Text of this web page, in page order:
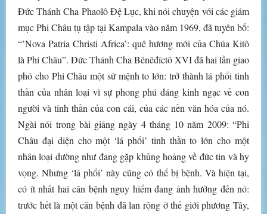
Đức Thánh Cha Phaolô Đệ Lục, khi nói chuyện với các giám
mục Phi Châu tụ tập tại Kampala vào năm 1969, đã tuyên bố:
“’Nova Patria Christi Africa’: quê hương mới của Chúa Kitô
là Phi Châu”. Đức Thánh Cha Bênêđíctô XVI đã hai lần giao
phó cho Phi Châu một sứ mệnh to lớn: trở thành lá phổi tinh
thần của nhân loại vì sự phong phú đáng kinh ngạc về con
người và tinh thần của con cái, của các nền văn hóa của nó.
Ngài nói trong bài giảng ngày 4 tháng 10 năm 2009: “Phi
Châu đại diện cho một ‘lá phổi’ tinh thần to lớn cho một
nhân loại dường như đang gặp khủng hoảng về đức tin và hy
vọng. Nhưng ‘lá phổi’ này cũng có thể bị bệnh. Và hiện tại,
có ít nhất hai căn bệnh nguy hiểm đang ảnh hưởng đến nó:
trước hết là một căn bệnh đã lan rộng ở thế giới phương Tây,